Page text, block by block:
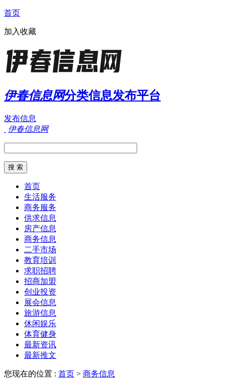
首页
加入收藏
伊春信息网分类信息发布平台
发布信息
伊春信息网
首页
生活服务
商务服务
供求信息
房产信息
商务信息
二手市场
教育培训
求职招聘
招商加盟
创业投资
展会信息
旅游信息
休闲娱乐
体育健身
最新资讯
最新推文
您现在的位置 : 首页 > 商务信息